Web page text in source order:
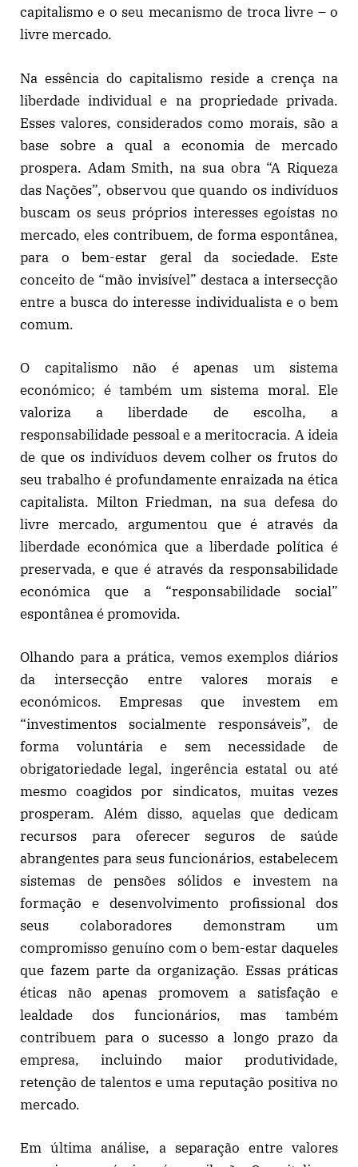
capitalismo e o seu mecanismo de troca livre – o
livre mercado.
Na essência do capitalismo reside a crença na
liberdade individual e na propriedade privada.
Esses valores, considerados como morais, são a
base sobre a qual a economia de mercado
prospera. Adam Smith, na sua obra “A Riqueza
das Nações”, observou que quando os indivíduos
buscam os seus próprios interesses egoístas no
mercado, eles contribuem, de forma espontânea,
para o bem-estar geral da sociedade. Este
conceito de “mão invisível” destaca a intersecção
entre a busca do interesse individualista e o bem
comum.
O capitalismo não é apenas um sistema
económico; é também um sistema moral. Ele
valoriza a liberdade de escolha, a
responsabilidade pessoal e a meritocracia. A ideia
de que os indivíduos devem colher os frutos do
seu trabalho é profundamente enraizada na ética
capitalista. Milton Friedman, na sua defesa do
livre mercado, argumentou que é através da
liberdade económica que a liberdade política é
preservada, e que é através da responsabilidade
económica que a “responsabilidade social”
espontânea é promovida.
Olhando para a prática, vemos exemplos diários
da intersecção entre valores morais e
económicos. Empresas que investem em
“investimentos socialmente responsáveis”, de
forma voluntária e sem necessidade de
obrigatoriedade legal, ingerência estatal ou até
mesmo coagidos por sindicatos, muitas vezes
prosperam. Além disso, aquelas que dedicam
recursos para oferecer seguros de saúde
abrangentes para seus funcionários, estabelecem
sistemas de pensões sólidos e investem na
formação e desenvolvimento profissional dos
seus colaboradores demonstram um
compromisso genuíno com o bem-estar daqueles
que fazem parte da organização. Essas práticas
éticas não apenas promovem a satisfação e
lealdade dos funcionários, mas também
contribuem para o sucesso a longo prazo da
empresa, incluindo maior produtividade,
retenção de talentos e uma reputação positiva no
mercado.
Em última análise, a separação entre valores